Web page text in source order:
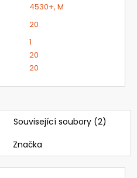
4530+, M
20
1
20
20
Související soubory (2)
Značka